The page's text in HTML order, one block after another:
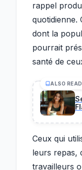
rappel
quotidienne.
dont la
pourrait
santé de
ALSO READ
Ceux qui
leurs repas,
travailleurs